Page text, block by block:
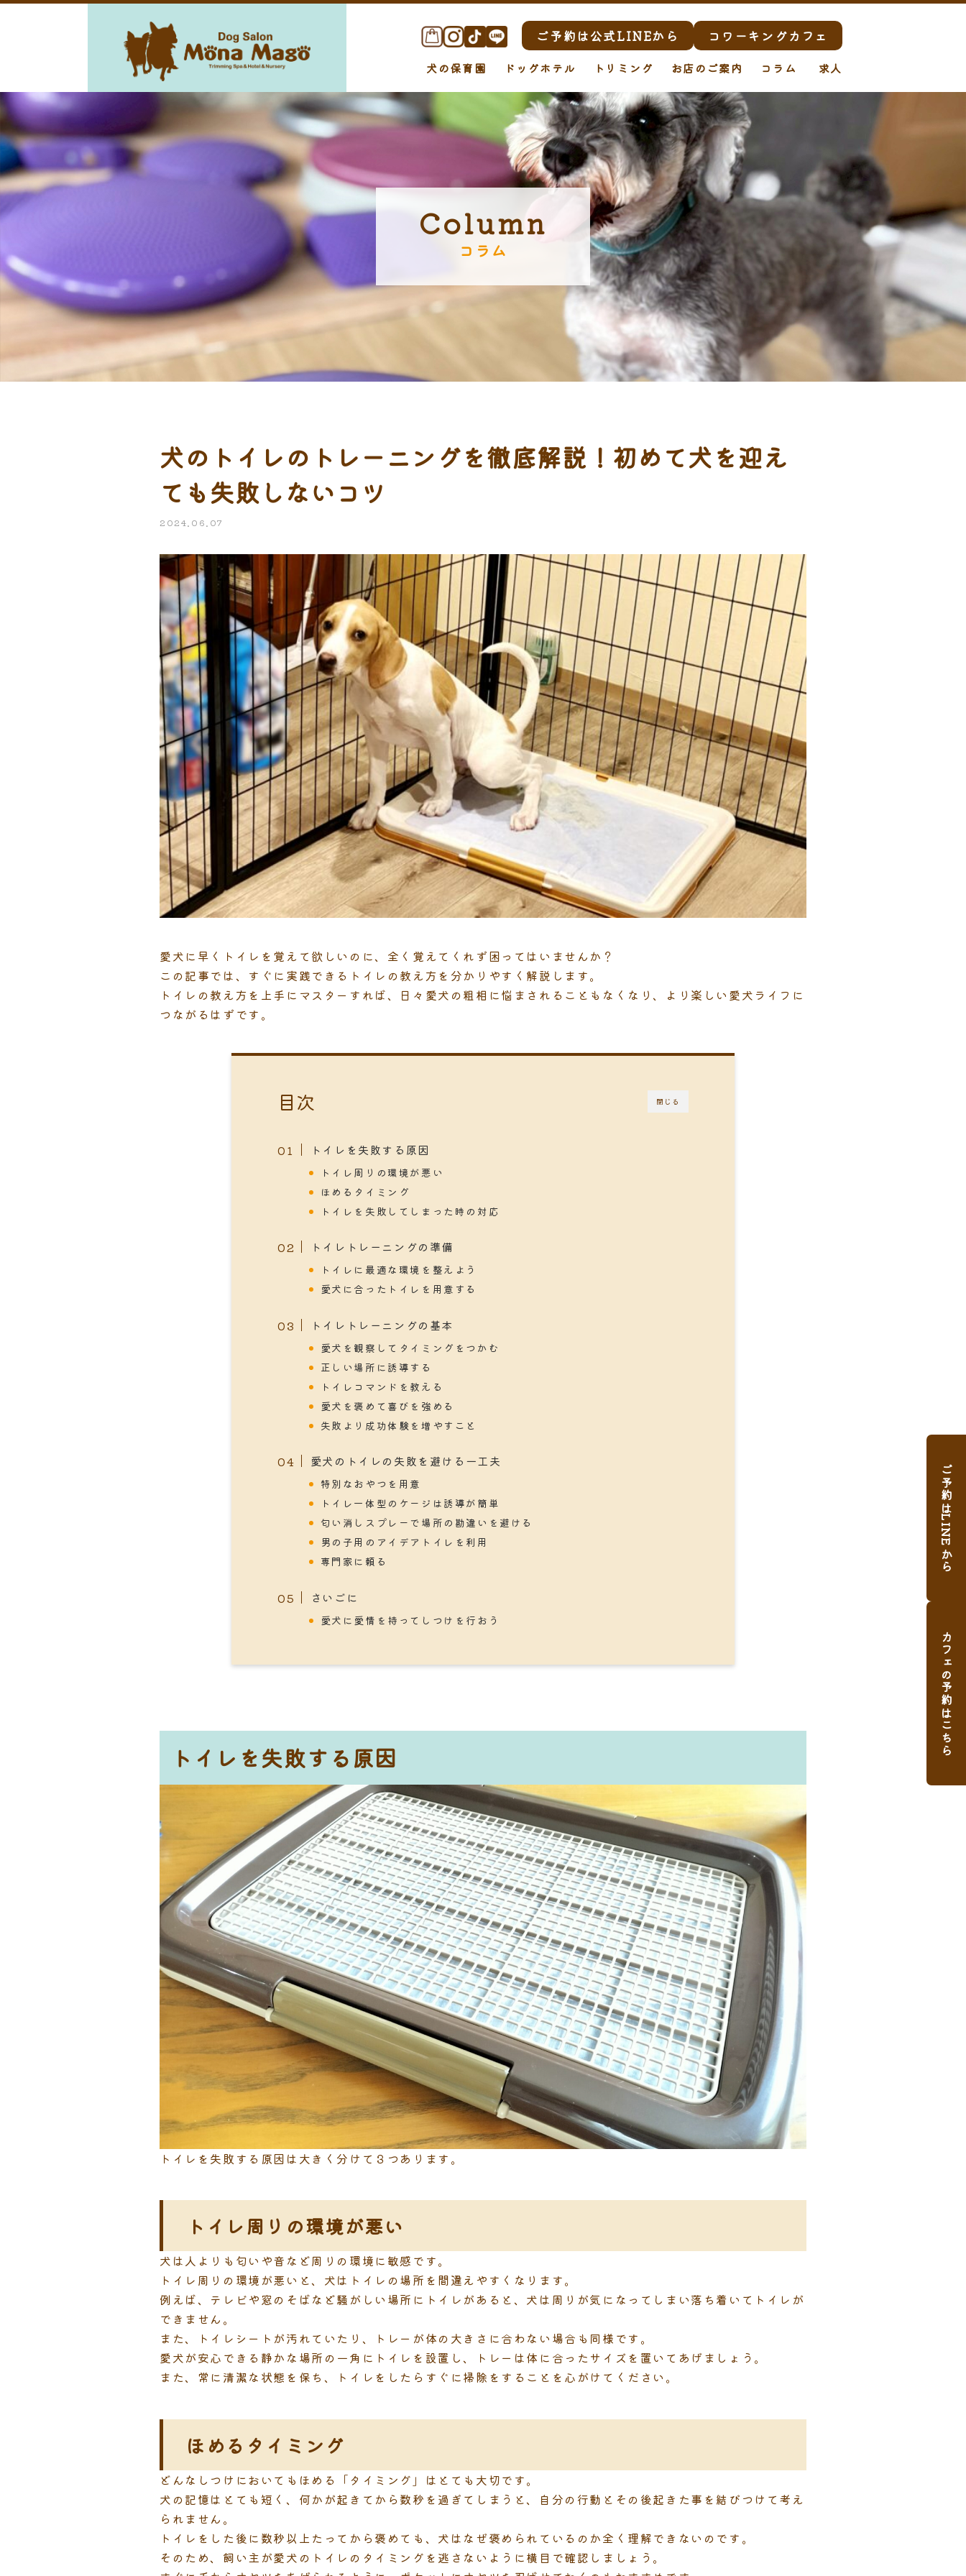
ご予約は公式LINEから コワーキングカフェ
犬の保育園 ドッグホテル トリミング お店のご案内 コラム 求人
ご予約はLINEから
カフェの予約はこちら
コラム
Column
犬のトイレのトレーニングを徹底解説！初めて犬を迎え
ても失敗しないコツ
2024.06.07
愛犬に早くトイレを覚えて欲しいのに、全く覚えてくれず困ってはいませんか？
この記事では、すぐに実践できるトイレの教え方を分かりやすく解説します。
トイレの教え方を上手にマスターすれば、日々愛犬の粗相に悩まされることもなくなり、より楽しい愛犬ライフに
つながるはずです。
閉じる
目次
トイレを失敗する原因
トイレ周りの環境が悪い
ほめるタイミング
トイレを失敗してしまった時の対応
トイレトレーニングの準備
トイレに最適な環境を整えよう
愛犬に合ったトイレを用意する
トイレトレーニングの基本
愛犬を観察してタイミングをつかむ
正しい場所に誘導する
トイレコマンドを教える
愛犬を褒めて喜びを強める
失敗より成功体験を増やすこと
愛犬のトイレの失敗を避ける一工夫
特別なおやつを用意
トイレ一体型のケージは誘導が簡単
匂い消しスプレーで場所の勘違いを避ける
男の子用のアイデアトイレを利用
専門家に頼る
さいごに
愛犬に愛情を持ってしつけを行おう
トイレを失敗する原因
トイレを失敗する原因は大きく分けて３つあります。
トイレ周りの環境が悪い
犬は人よりも匂いや音など周りの環境に敏感です。
トイレ周りの環境が悪いと、犬はトイレの場所を間違えやすくなります。
例えば、テレビや窓のそばなど騒がしい場所にトイレがあると、犬は周りが気になってしまい落ち着いてトイレが
できません。
また、トイレシートが汚れていたり、トレーが体の大きさに合わない場合も同様です。
愛犬が安心できる静かな場所の一角にトイレを設置し、トレーは体に合ったサイズを置いてあげましょう。
また、常に清潔な状態を保ち、トイレをしたらすぐに掃除をすることを心がけてください。
ほめるタイミング
どんなしつけにおいてもほめる「タイミング」はとても大切です。
犬の記憶はとても短く、何かが起きてから数秒を過ぎてしまうと、自分の行動とその後起きた事を結びつけて考え
られません。
トイレをした後に数秒以上たってから褒めても、犬はなぜ褒められているのか全く理解できないのです。
そのため、飼い主が愛犬のトイレのタイミングを逃さないように横目で確認しましょう。